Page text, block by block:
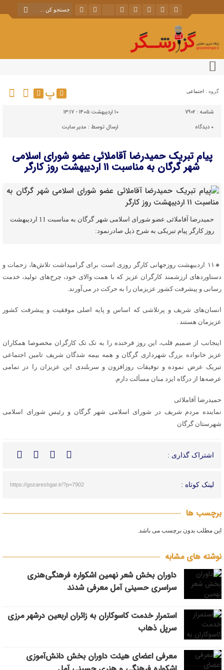
گروه : اجتماعی پ
شناسه : 7902
۱۰ اردیبهشت ۱۴۰۵ - ۱۳:۱۷
۰ دیدگاه ارسال توسط : مدیر سایت
پیام تبریک حمیدرضا آقاملائی عضو شورای اسلامی
شهر گرگان به مناسبت ۱۱ اردیبهشت روز کارگر
حمیدرضا آقاملائی عضو شورای اسلامی شهر گرگان به مناسبت 11 اردیبهشت
روز کارگر پیام تبریکی به شرح ذیل صادرنمود:
🔸️۱۱ اردیبهشت روزجهانی کارگر روزی است برای گرامیداشت تلاش‌ها، زحمات و
دستاوردهای ارزشمند کارگران عزیز که با همت والای خود، چرخ‌های تولید، خدمت
رسانی و پیشرفت کشور عزیزمان را به حرکت در می‌آورند.
انسان‌های شریف و پرتلاشی که اساس و پایه اصلی موفقیت و پیشرفت کشور
عزیزمان هستند .
اینجانب از صمیم قلب، این روز فرخنده را به تک تک کارگران مخصوصا همکاران
عزیز خانواده بزرگ شهرداری گرگان و همه بیمه شدگان شریف تامین اجتماعی
تبریک عرض نموده و توفیقات روزافزون و سربلندی این عزیزان را در تمامی
عرصه‌ها از درگاه ایزد منان مسألت دارم.
حمیدرضا آقاملائی
نماینده مردم شریف در شورای اسلامی شهر گرگان و رئیس شورای اسلامی
شهرستان گرگان
اشتراک گذاری :
لینک کوتاه : https://gozareshgar.ir/?p=7902
برچسب ها
این مطلب بدون برچسب می باشد.
نوشته های مشابه
داوران بخش شعر نهمین اشکواره فرهنگی‌هنری
سراسری حسینی آمل معرفی شدند
استمرار خدمت کاسوکاران به زائران اربعین درشهر مرزی
سرپل ذهاب
معرفی اعضای هیئت داوران بخش دانش‌آموزی